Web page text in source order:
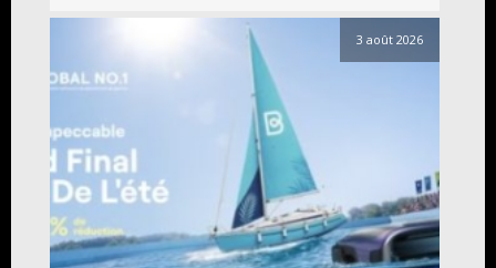
3 août 2026